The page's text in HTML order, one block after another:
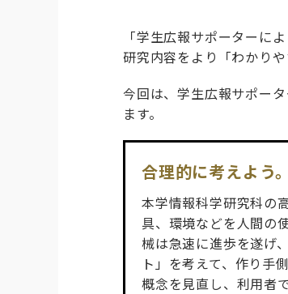
「学生広報サポーターに
研究内容をより「わかり
今回は、学生広報サポー
ます。
合理的に考えよう
本学情報科学研究科の
具、環境などを人間の
械は急速に進歩を遂げ
ト」を考えて、作り手
概念を見直し、利用者